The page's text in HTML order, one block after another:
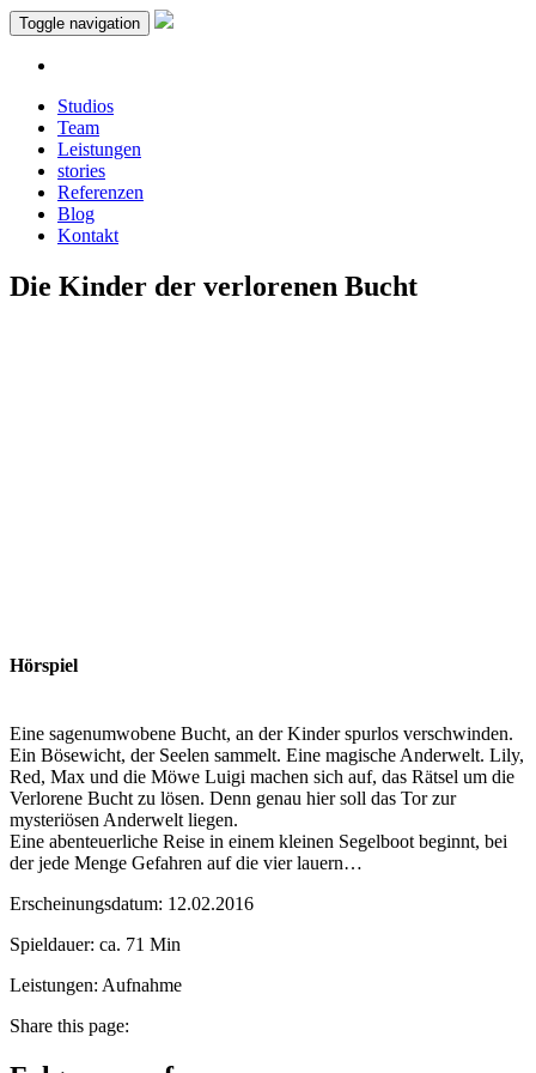
Toggle navigation
Studios
Team
Leistungen
stories
Referenzen
Blog
Kontakt
Die Kinder der verlorenen Bucht
Hörspiel
Eine sagenumwobene Bucht, an der Kinder spurlos verschwinden.
Ein Bösewicht, der Seelen sammelt. Eine magische Anderwelt. Lily,
Red, Max und die Möwe Luigi machen sich auf, das Rätsel um die
Verlorene Bucht zu lösen. Denn genau hier soll das Tor zur
mysteriösen Anderwelt liegen.
Eine abenteuerliche Reise in einem kleinen Segelboot beginnt, bei
der jede Menge Gefahren auf die vier lauern…
Erscheinungsdatum: 12.02.2016
Spieldauer: ca. 71 Min
Leistungen: Aufnahme
Share this page: